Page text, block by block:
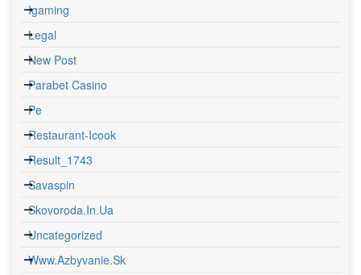
Igaming
Legal
New Post
Parabet Casino
Pe
Restaurant-Icook
Result_1743
Savaspin
Skovoroda.in.ua
Uncategorized
Www.azbyvanie.sk